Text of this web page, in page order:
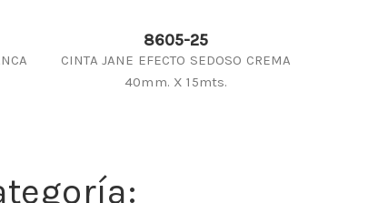
8605-25
CINTA JANE EFECTO SEDOSO CREMA
40mm. X 15mts.